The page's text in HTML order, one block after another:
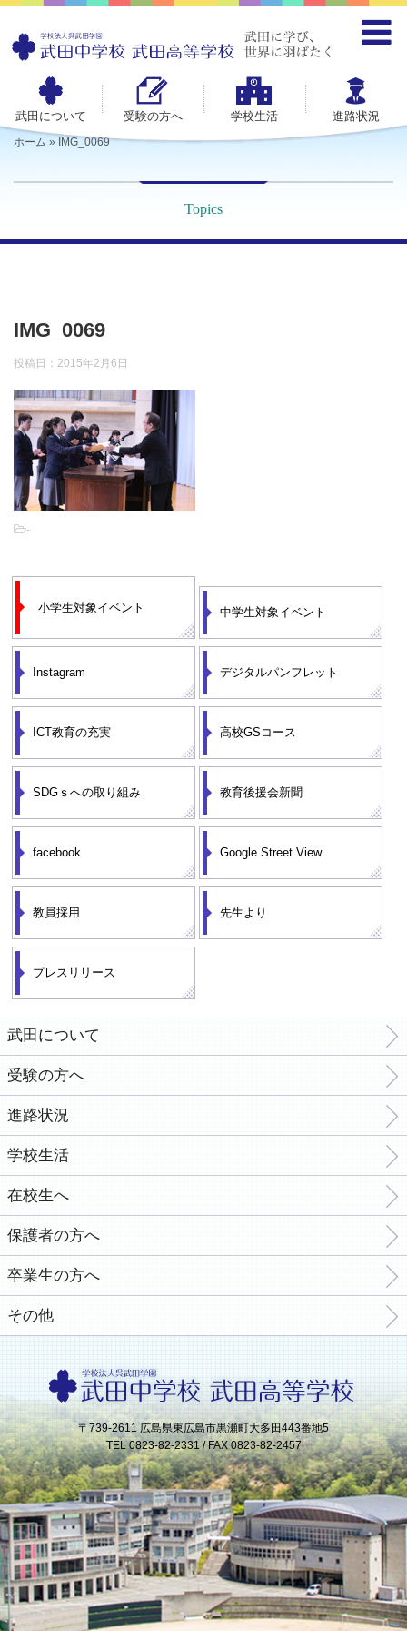
武田について 受験の方へ 学校生活 進路状況
ホーム » IMG_0069
Topics
IMG_0069
投稿日： 2015年2月6日
-
小学生対象イベント 中学生対象イベント
Instagram デジタルパンフレット
ICT教育の充実 高校GSコース
SDGｓへの取り組み 教育後援会新聞
facebook Google Street View
教員採用 先生より
プレスリリース
武田について
受験の方へ
進路状況
学校生活
在校生へ
保護者の方へ
卒業生の方へ
その他
〒739-2611 広島県東広島市黒瀬町大多田443番地5
TEL 0823-82-2331 / FAX 0823-82-2457